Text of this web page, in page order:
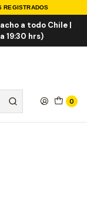
REGISTRADOS
a todo Chile |
19:30 hrs)
0
60ml